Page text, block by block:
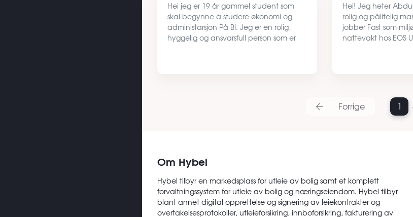
Hei jeg er 19 år gammel student som
skal begynne å studere økonomi og
administarsjon På BI. Jeg er en rolig,
hyggelig og ansvarsfull person som er
Hei! Jeg heter
rolig og pålitelig
jobber Fast som
nattevakt hos EOS
Forrige 1
Om Hybel
Hybel tilbyr en markedsplass for utleie av bolig samt et komplett
forvaltningssystem for utleie av bolig og næringseiendom. Hybel tilbyr
blant annet digital opprettelse og signering av leiekontrakter og
overtakelsesprotokoller, utleieforsikring, innboforsikring, fakturering av